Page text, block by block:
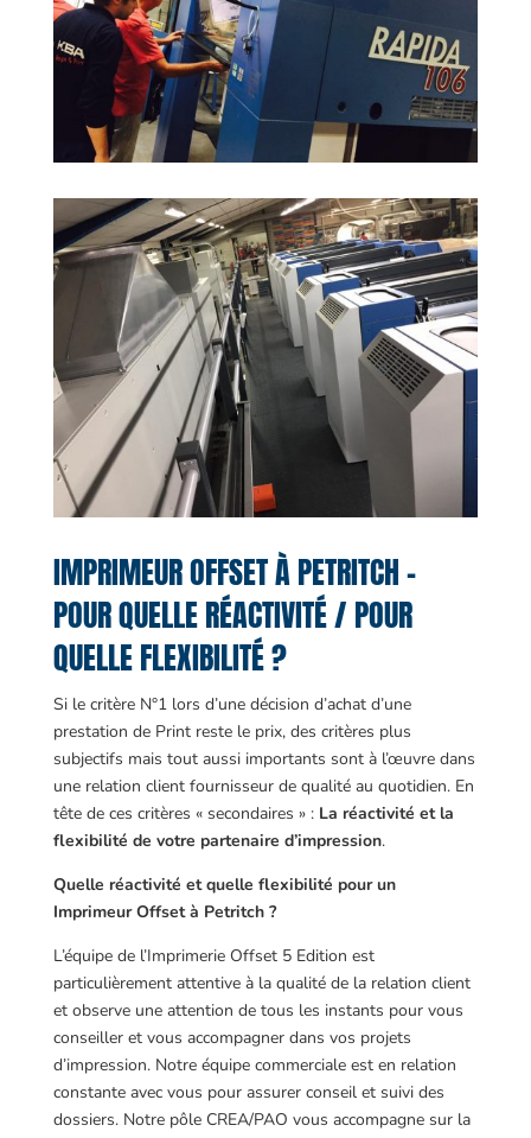
IMPRIMEUR OFFSET À PETRITCH –
POUR QUELLE RÉACTIVITÉ / POUR
QUELLE FLEXIBILITÉ ?
Si le critère N°1 lors d’une décision d’achat d’une
prestation de Print reste le prix, des critères plus
subjectifs mais tout aussi importants sont à l’œuvre dans
une relation client fournisseur de qualité au quotidien. En
tête de ces critères « secondaires » : La réactivité et la
flexibilité de votre partenaire d’impression.
Quelle réactivité et quelle flexibilité pour un
Imprimeur Offset à Petritch ?
L’équipe de l’Imprimerie Offset 5 Edition est
particulièrement attentive à la qualité de la relation client
et observe une attention de tous les instants pour vous
conseiller et vous accompagner dans vos projets
d’impression. Notre équipe commerciale est en relation
constante avec vous pour assurer conseil et suivi des
dossiers. Notre pôle CREA/PAO vous accompagne sur la